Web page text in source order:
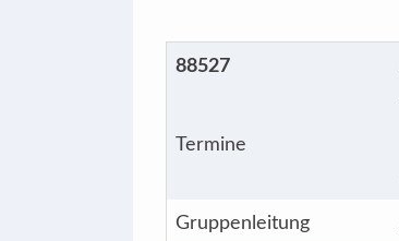
88527
Termine
Gruppenleitung